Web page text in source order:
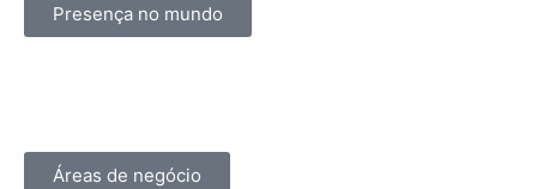
Presença no mundo
Áreas de negócio